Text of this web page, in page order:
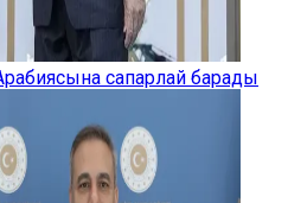
сапарлай барады